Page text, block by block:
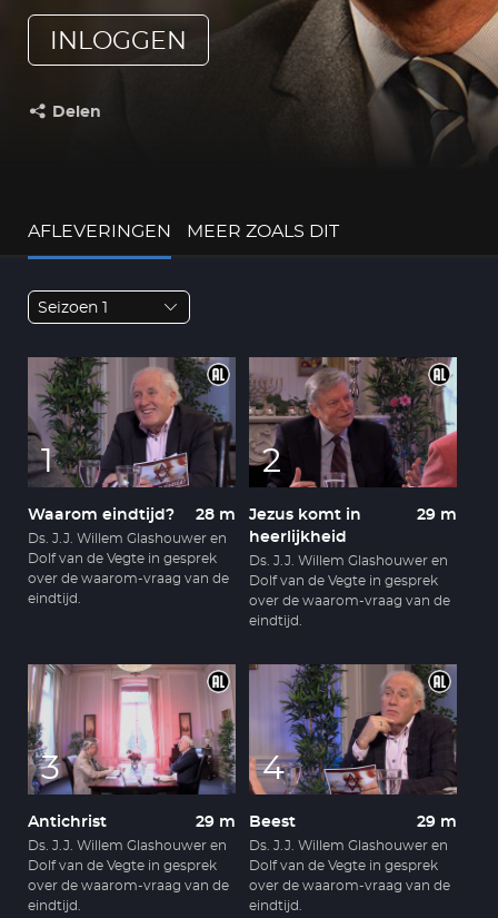
INLOGGEN
Delen
AFLEVERINGEN MEER ZOALS DIT
Seizoen 1
1
28 m
Waarom eindtijd?
Ds. J.J. Willem Glashouwer en
Dolf van de Vegte in gesprek
over de waarom-vraag van de
eindtijd.
2
29 m
Jezus komt in
heerlijkheid
Ds. J.J. Willem Glashouwer en
Dolf van de Vegte in gesprek
over de waarom-vraag van de
eindtijd.
3
29 m
Antichrist
Ds. J.J. Willem Glashouwer en
Dolf van de Vegte in gesprek
over de waarom-vraag van de
eindtijd.
4
29 m
Beest
Ds. J.J. Willem Glashouwer en
Dolf van de Vegte in gesprek
over de waarom-vraag van de
eindtijd.